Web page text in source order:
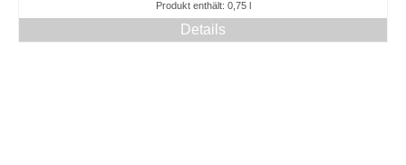
10,20 €8,20 €.
Produkt enthält: 0,75 l
Details